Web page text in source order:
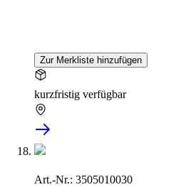
Zur Merkliste hinzufügen
kurzfristig verfügbar
Art.-Nr.: 3505010030